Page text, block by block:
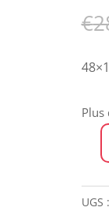
€
Plus
UGS :